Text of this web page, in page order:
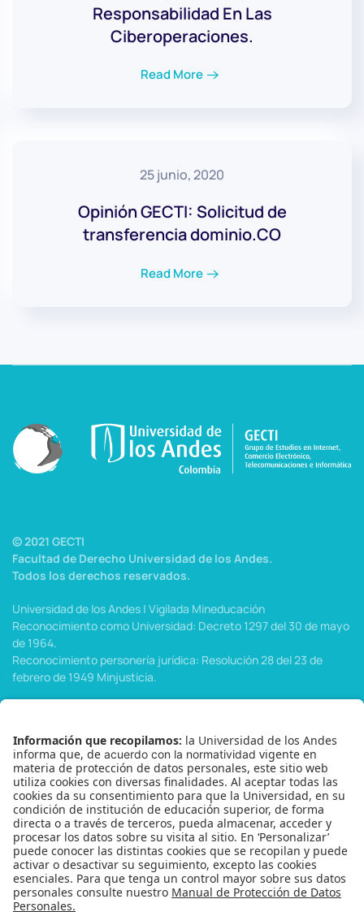
Responsabilidad En Las
Ciberoperaciones.
Read More
25 junio, 2020
Opinión GECTI: Solicitud de
transferencia dominio.CO
Read More
© 2021 GECTI
Facultad de Derecho Universidad de los Andes.
Todos los derechos reservados.
Universidad de los Andes | Vigilada Mineducación
Reconocimiento como Universidad: Decreto 1297 del 30 de mayo
de 1964.
Reconocimiento personería jurídica: Resolución 28 del 23 de
febrero de 1949 Minjusticia.
Inicio
Sobre Nosotros
Publicaciones
Cursos
Eventos